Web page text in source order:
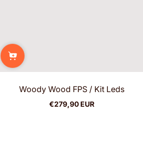
Woody Wood FPS / Kit Leds
Prix
€279,90 EUR